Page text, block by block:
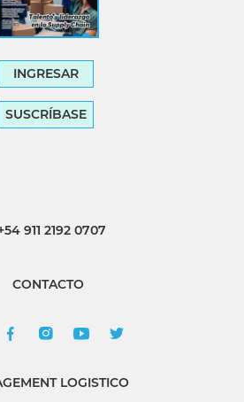
INGRESAR
SUSCRÍBASE
911 2192 0707
CONTACTO
LOGISTICO